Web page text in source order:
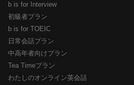
b is for Interview
初級者プラン
b is for TOEIC
日常会話プラン
中高年者向けプラン
Tea Timeプラン
わたしのオンライン英会話